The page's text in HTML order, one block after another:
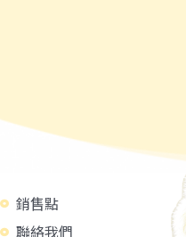
銷售點
聯絡我們